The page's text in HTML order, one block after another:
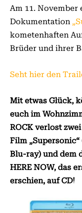
Am 11.
Dokumentation
kometenhaften
Brüder und ihrer
Seht hier den
Mit etwas Glück,
euch im
ROCK verlost
Film
Blu-ray) und dem
HERE NOW, das
erschien, auf CD!